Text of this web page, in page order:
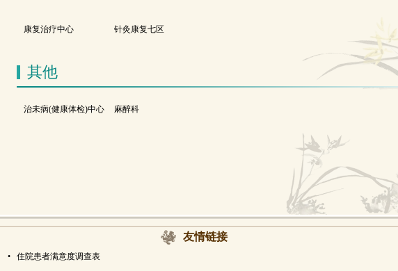
康复治疗中心 针灸康复七区
其他
治未病(健康体检)中心 麻醉科
• 住院患者满意度调查表
友情链接